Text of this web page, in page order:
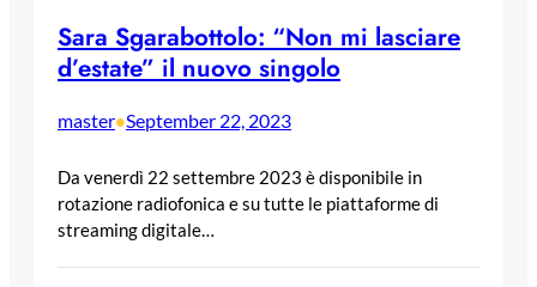
Sara Sgarabottolo: “Non mi lasciare
d’estate” il nuovo singolo
master•September 22, 2023
Da venerdì 22 settembre 2023 è disponibile in
rotazione radiofonica e su tutte le piattaforme di
streaming digitale…